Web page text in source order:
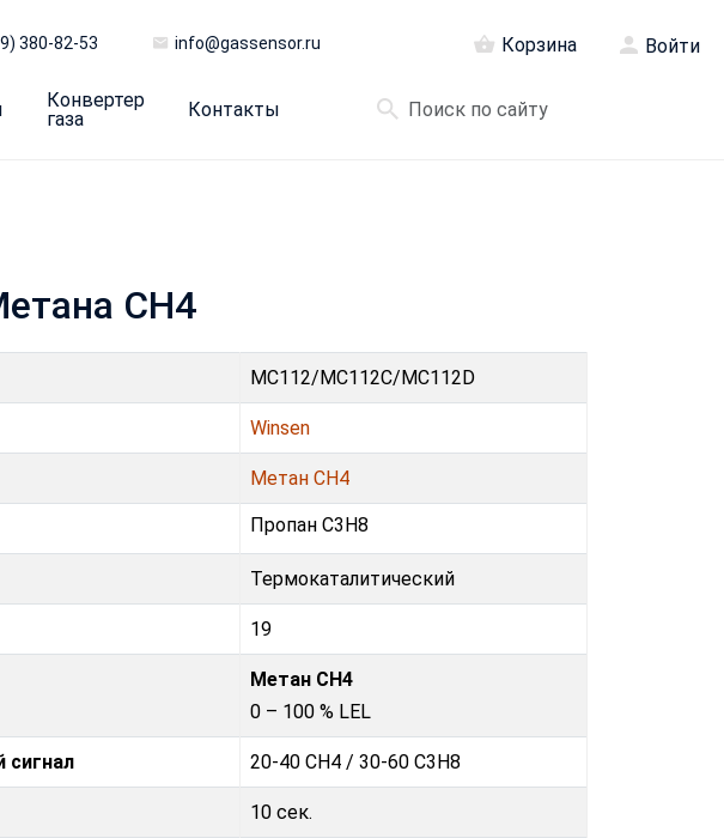
380-82-53 info@gassensor.ru Корзина Войти
Конвертер
газа
Контакты
CH4
MC112/MC112C/MC112D
Winsen
Метан CH4
Пропан C3H8
Термокаталитический
19
Метан CH4
0 – 100 % LEL
сигнал 20-40 CH4 / 30-60 C3H8
10 сек.